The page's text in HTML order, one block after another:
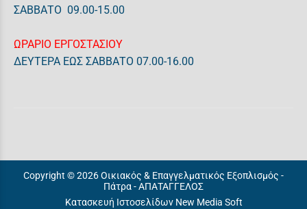
ΣΑΒΒΑΤΟ 09.00-15.00
ΩΡΑΡΙΟ ΕΡΓΟΣΤΑΣΙΟΥ
ΔΕΥΤΕΡΑ ΕΩΣ ΣΑΒΒΑΤΟ 07.00-16.00
Copyright © 2026 Οικιακός & Επαγγελματικός Εξοπλισμός -
Πάτρα - ΑΠΑΤΑΓΓΕΛΟΣ
Κατασκευή Ιστοσελίδων New Media Soft